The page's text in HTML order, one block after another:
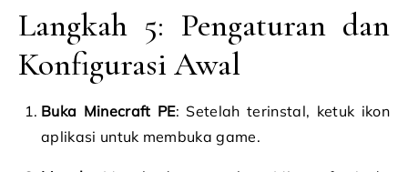
Langkah 5: Pengaturan dan
Konfigurasi Awal
Buka Minecraft PE: Setelah terinstal, ketuk ikon
aplikasi untuk membuka game.